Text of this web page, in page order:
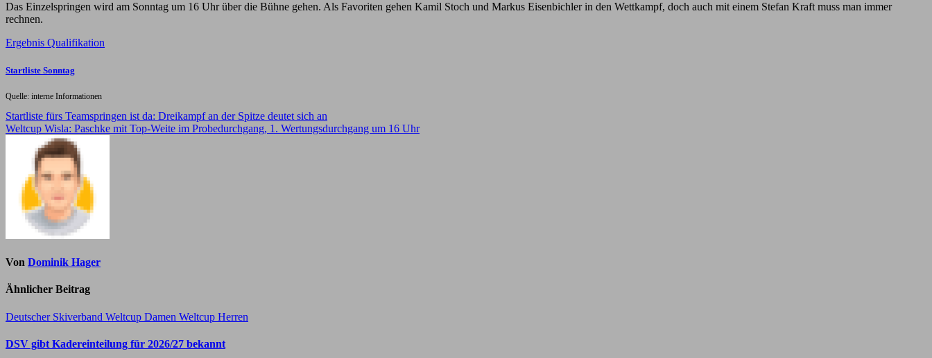
Das Einzelspringen wird am Sonntag um 16 Uhr über die Bühne gehen. Als Favoriten gehen Kamil Stoch und Markus Eisenbichler in den Wettkampf, doch auch mit einem Stefan Kraft muss man immer
rechnen.
Ergebnis Qualifikation
Startliste Sonntag
Quelle: interne Informationen
Beitragsnavigation
Startliste fürs Teamspringen ist da: Dreikampf an der Spitze deutet sich an
Weltcup Wisla: Paschke mit Top-Weite im Probedurchgang, 1. Wertungsdurchgang um 16 Uhr
Von Dominik Hager
Ähnlicher Beitrag
Deutscher Skiverband Weltcup Damen Weltcup Herren
DSV gibt Kadereinteilung für 2026/27 bekannt